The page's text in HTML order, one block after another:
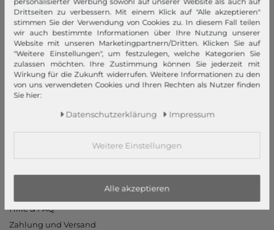
Datenschutzeinstellungen
Barrierefreiheitserklärung
Jobs
Unsere Stores
Mein Konto
Rücksendung
Hilfe & FAQ
Zahlung und Versand
Drittseiten zu verbessern. Mit einem Klick auf "Alle akzeptieren"
stimmen Sie der Verwendung von Cookies zu. In diesem Fall teilen
wir auch bestimmte Informationen über Ihre Nutzung unserer
Website mit unseren Marketingpartnern/Dritten. Klicken Sie auf
"Weitere Einstellungen", um festzulegen, welche Kategorien Sie
zulassen möchten. Ihre Zustimmung können Sie jederzeit mit
Wirkung für die Zukunft widerrufen. Weitere Informationen zu den
von uns verwendeten Cookies und Ihren Rechten als Nutzer finden
Sie hier:
Daten­schutz­erklärung Impressum
Weitere Einstellungen
Alle akzeptieren